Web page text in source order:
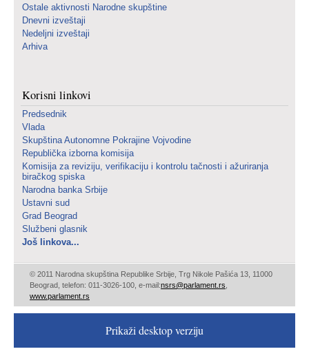
Ostale aktivnosti Narodne skupštine
Dnevni izveštaji
Nedeljni izveštaji
Arhiva
Korisni linkovi
Predsednik
Vlada
Skupština Autonomne Pokrajine Vojvodine
Republička izborna komisija
Komisija za reviziju, verifikaciju i kontrolu tačnosti i ažuriranja
biračkog spiska
Narodna banka Srbije
Ustavni sud
Grad Beograd
Službeni glasnik
Još linkova...
© 2011 Narodna skupština Republike Srbije, Trg Nikole Pašića 13, 11000
Beograd, telefon: 011-3026-100, e-mail:nsrs@parlament.rs
www.parlament.rs
Prikaži desktop verziju